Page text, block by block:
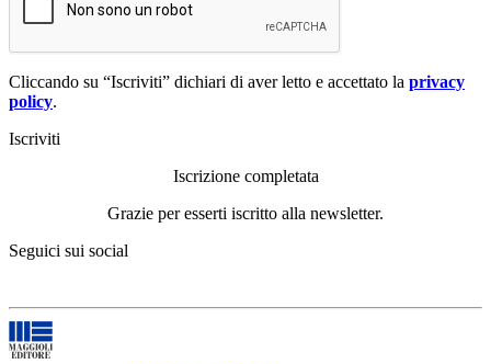
Cliccando su “Iscriviti” dichiari di aver letto e accettato la privacy
policy.
Iscriviti
Iscrizione completata
Grazie per esserti iscritto alla newsletter.
Seguici sui social